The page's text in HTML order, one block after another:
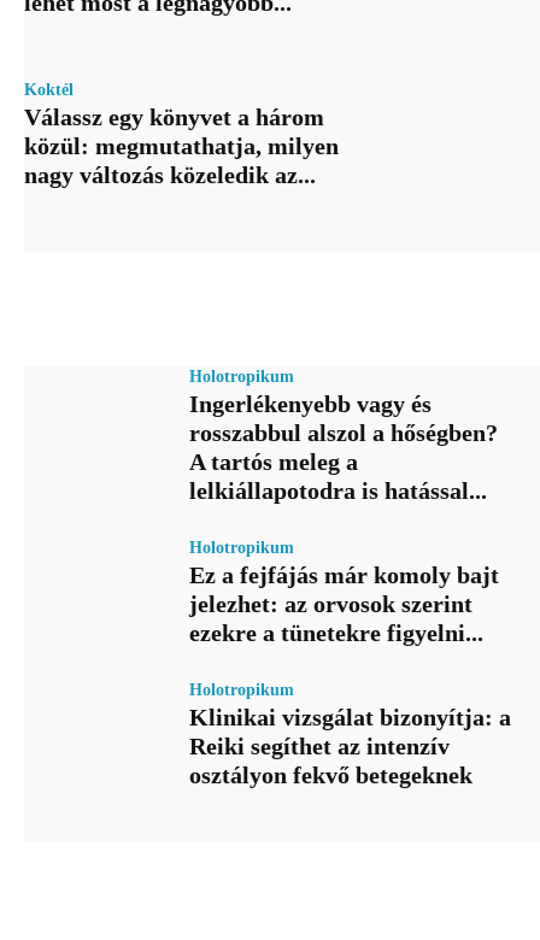
Koktél
Válassz egy könyvet a három
közül: megmutathatja, milyen
nagy változás közeledik az...
Holotropikum
Ingerlékenyebb vagy és
rosszabbul alszol a hőségben?
A tartós meleg a
lelkiállapotodra is hatással...
Holotropikum
Ez a fejfájás már komoly bajt
jelezhet: az orvosok szerint
ezekre a tünetekre figyelni...
Holotropikum
Klinikai vizsgálat bizonyítja: a
Reiki segíthet az intenzív
osztályon fekvő betegeknek